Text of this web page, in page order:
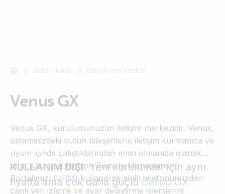
Mesela
Multiplus-
Orion
SmartShunt
Sistem takibi İletişim merkezleri
Venus GX
Venus GX, kurulumunuzun iletişim merkezidir. Venus,
sisteminizdeki bütün bileşenlerle iletişim kurmanıza ve
uyum içinde çalıştıklarından emin olmanıza olanak
tanır. Ücretsiz Victron Remote Management
Portalımızı (VRM) kullanarak akıllı telefonunuzdan
canlı veri izleme ve ayar değiştirme işlemlerini
KULLANIM DIŞI: Yeni kurulumlar için aynı
fiyatta ama çok daha güçlü Cerbo GX